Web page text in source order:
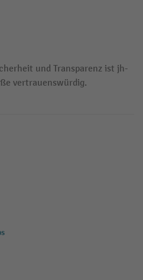
und Transparenz ist jh-
vertrauenswürdig.